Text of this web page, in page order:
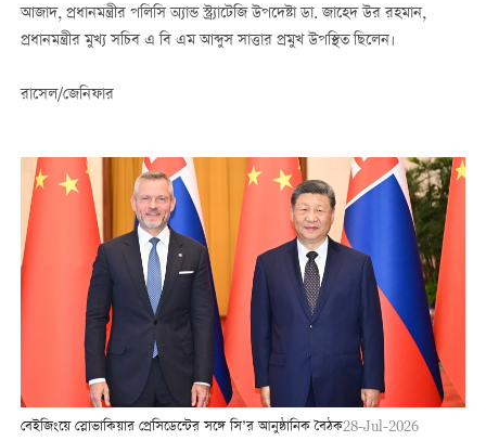
আজাদ, প্রধানমন্ত্রীর পলিসি অ্যান্ড স্ট্র্যাটেজি উপদেষ্টা ডা. জাহেদ উর রহমান,
প্রধানমন্ত্রীর মুখ্য সচিব এ বি এম আব্দুস সাত্তার প্রমুখ উপস্থিত ছিলেন।
রাসেল/জেনিফার
বেইজিংয়ে স্লোভাকিয়ার প্রেসিডেন্টের সঙ্গে সি’র আনুষ্ঠানিক বৈঠক28-Jul-2026